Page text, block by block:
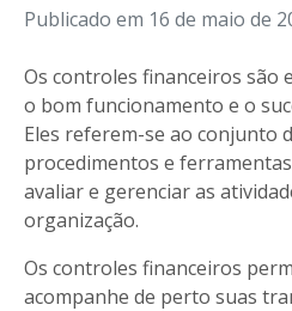
Publicado em 16 de maio de
Os controles financeiros são
o bom funcionamento e o
Eles referem-se ao conjunto
procedimentos e
avaliar e gerenciar as
organização.
Os controles financeiros
acompanhe de perto suas